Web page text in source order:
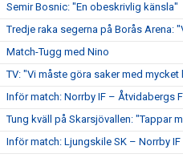
Semir Bosnic: "En obeskrivlig känsla"
Tredje raka segerna på Borås Arena:
Match-Tugg med Nino
TV: "Vi måste göra saker med
Inför match: Norrby IF – Åtvidabergs
Tung kväll på Skarsjövallen: "Tappar
Inför match: Ljungskile SK – Norrby IF